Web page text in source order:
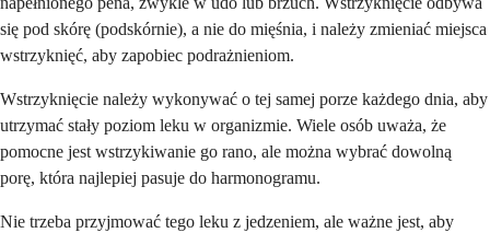
się pod skórę (podskórnie), a nie do mięśnia, i należy zmieniać miejsca
wstrzyknięć, aby zapobiec podrażnieniom.
Wstrzyknięcie należy wykonywać o tej samej porze każdego dnia, aby
utrzymać stały poziom leku w organizmie. Wiele osób uważa, że
pomocne jest wstrzykiwanie go rano, ale można wybrać dowolną
porę, która najlepiej pasuje do harmonogramu.
Nie trzeba przyjmować tego leku z jedzeniem, ale ważne jest, aby